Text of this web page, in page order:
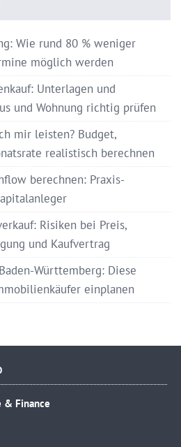
Wie rund 80 % weniger
möglich werden
Unterlagen und
und Wohnung richtig prüfen
mir leisten? Budget,
realistisch berechnen
berechnen: Praxis-
Risiken bei Preis,
und Kaufvertrag
Württemberg: Diese
einplanen
& Finance